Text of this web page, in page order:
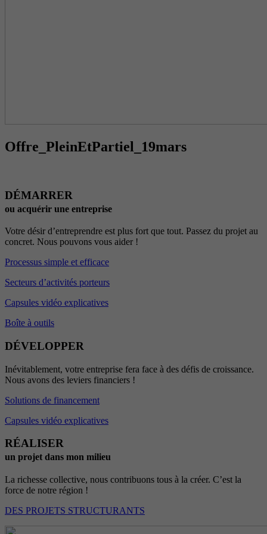
Offre_PleinEtPartiel_19mars
DÉMARRER
ou acquérir une entreprise
Votre désir d’entreprendre est plus fort que tout. Passez du projet au
concret. Nous pouvons vous aider !
Processus simple et efficace
Secteurs d’activités porteurs
Capsules vidéo explicatives
Boîte à outils
DÉVELOPPER
Inévitablement, votre entreprise fera face à des défis de croissance.
Nous avons des leviers financiers !
Solutions de financement
Capsules vidéo explicatives
RÉALISER
un projet dans mon milieu
La richesse collective, nous contribuons tous à la créer. C’est la
force de notre région !
DES PROJETS STRUCTURANTS